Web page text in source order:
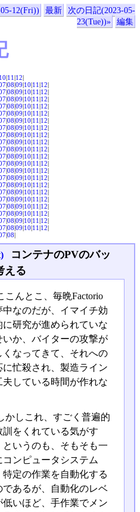
05-12(Fri)) 最新
次の日記(2023-05-
23(Tue))»
編集
|11|12|
|08|09|10|11|12|
|08|09|10|11|12|
|08|09|10|11|12|
|08|09|10|11|12|
|08|09|10|11|12|
|08|09|10|11|12|
|08|09|10|11|12|
|08|09|10|11|12|
|08|09|10|11|12|
|08|09|10|11|12|
|08|09|10|11|12|
|08|09|10|11|12|
|08|09|10|11|12|
|08|09|10|11|12|
|08|09|10|11|12|
|08|09|10|11|12|
|08|09|10|11|12|
|08|09|10|11|12|
|08|09|10|11|12|
|08|09|10|11|12|
|08|09|10|11|12|
|08|
コンテナのPVのバッ
える
こんとこ、毎晩Factorio
中なのだが、イマイチ効
に研究が進められていな
いか、バイターの攻撃が
くなってきて、それへの
に忙殺され、製造ライン
夫している時間が作れな
かしこれ、すごく普遍的
訓をくれている気がす
というのも、そもそも一
コンピュータシステム
特定の作業を自動化する
であるが、自動化のレベ
低いほど、手作業でメン